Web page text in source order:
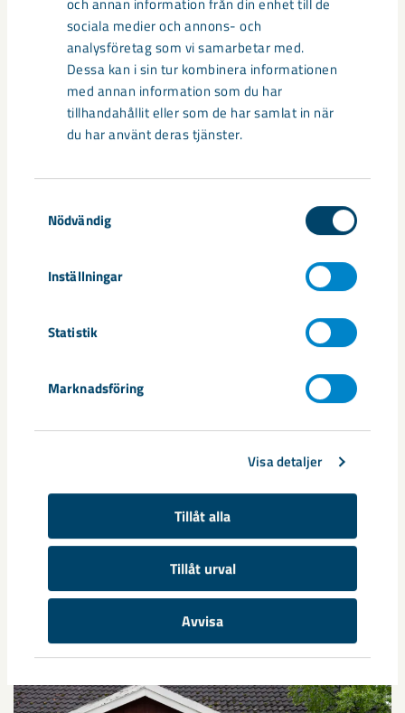
och annan information från din enhet till de
sociala medier och annons- och
analysföretag som vi samarbetar med.
Dessa kan i sin tur kombinera informationen
med annan information som du har
tillhandahållit eller som de har samlat in när
du har använt deras tjänster.
Nödvändig
Inställningar
Statistik
Marknadsföring
Visa detaljer
Tillåt alla
Tillåt urval
Avvisa
framtida husflyttar inom samhällsomvandlingen.
– Samhället är egentligen byggt för nyproduktion, inte för
att flytta befintliga hus. Så vi ser det här lite som ett test.
Först när man gått igenom hela processen vet man om det
var värt det, säger Tony.
Målet är att huset ska vara uppbyggt och vädersäkrat före
Tre generationer under
samma tak
Ett av Tonys tydligaste minnen från huset handlar om
– Jag kommer ihåg hur nöjd pappa var när stommen och
tillsammans med honom för att färdigställa huset.
När huset lämnat Stinsgatan i sommar kommer LKAB att
återställa marken och området blir en del av den
nytt kapitel. Om allt går enligt plan står det i Paksuniemi före
vintern – redo för sin tredje generation.